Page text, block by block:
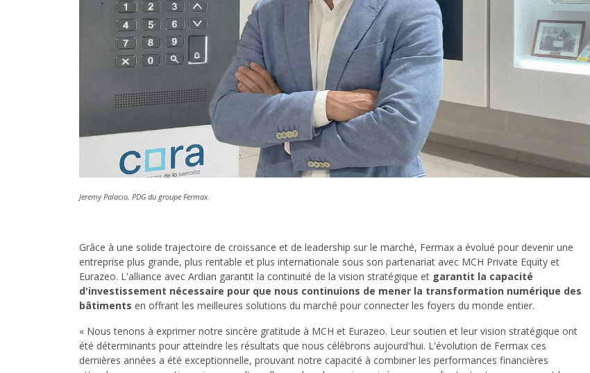
Jeremy Palacio, PDG du groupe Fermax.
Grâce à une solide trajectoire de croissance et de leadership sur le marché, Fermax a évolué pour devenir une
entreprise plus grande, plus rentable et plus internationale sous son partenariat avec MCH Private Equity et
Eurazeo. L'alliance avec Ardian garantit la continuité de la vision stratégique et garantit la capacité
d'investissement nécessaire pour que nous continuions de mener la transformation numérique des
bâtiments en offrant les meilleures solutions du marché pour connecter les foyers du monde entier.
« Nous tenons à exprimer notre sincère gratitude à MCH et Eurazeo. Leur soutien et leur vision stratégique ont
été déterminants pour atteindre les résultats que nous célébrons aujourd'hui. L'évolution de Fermax ces
dernières années a été exceptionnelle, prouvant notre capacité à combiner les performances financières